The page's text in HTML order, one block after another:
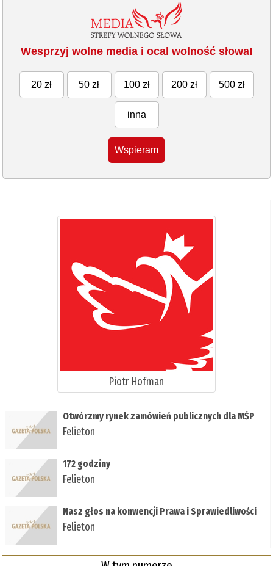
Wesprzyj wolne media i ocal wolność słowa!
20 zł 50 zł 100 zł 200 zł 500 zł
inna
Wspieram
Piotr Hofman
Otwórzmy rynek zamówień publicznych dla MŚP
Felieton
172 godziny
Felieton
Nasz głos na konwencji Prawa i Sprawiedliwości
Felieton